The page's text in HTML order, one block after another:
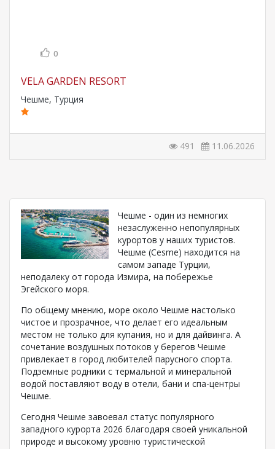
0
VELA GARDEN RESORT
Чешме, Турция
491 11.06.2026
Чешме - один из немногих
незаслуженно непопулярных
курортов у наших туристов.
Чешме (Cesme) находится на
самом западе Турции,
неподалеку от города Измира, на побережье
Эгейского моря.
По общему мнению, море около Чешме настолько
чистое и прозрачное, что делает его идеальным
местом не только для купания, но и для дайвинга. А
сочетание воздушных потоков у берегов Чешме
привлекает в город любителей парусного спорта.
Подземные родники с термальной и минеральной
водой поставляют воду в отели, бани и спа-центры
Чешме.
Сегодня Чешме завоевал статус популярного
западного курорта 2026 благодаря своей уникальной
природе и высокому уровню туристической